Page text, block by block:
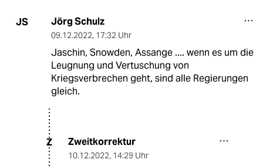
JS Jörg Schulz
09.12.2022, 17:32 Uhr
Jaschin, Snowden, Assange .... wenn es um die
Leugnung und Vertuschung von
Kriegsverbrechen geht, sind alle Regierungen
gleich.
Z Zweitkorrektur
10.12.2022, 14:29 Uhr